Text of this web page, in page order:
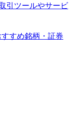
引ツールやサービ
すめ銘柄・証券